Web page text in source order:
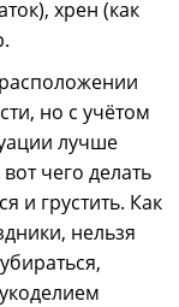
хрен (как
но с учётом
лучше
чего делать
и грустить. Как
нельзя